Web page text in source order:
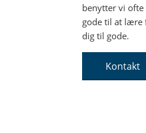
benytter vi ofte
gode til at lære
dig til gode.
Kontakt